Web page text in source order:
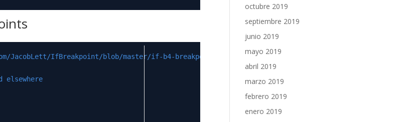
JacobLett/IfBreakpoint/blob/master/if-b4-breakpoint.js
octubre 2019
septiembre 2019
junio 2019
mayo 2019
abril 2019
marzo 2019
febrero 2019
enero 2019